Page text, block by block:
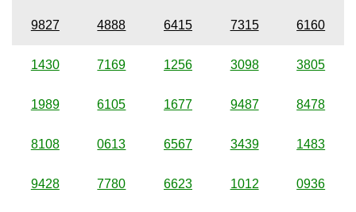
9827 4888 6415 7315 6160
1430 7169 1256 3098 3805
1989 6105 1677 9487 8478
8108 0613 6567 3439 1483
9428 7780 6623 1012 0936